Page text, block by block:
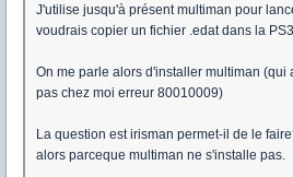
J'utilise jusqu'à présent multiman pour
voudrais copier un fichier .edat dans la PS3.
On me parle alors d'installer multiman (qui
pas chez moi erreur 80010009)
La question est irisman permet-il de le
alors parceque multiman ne s'installe pas.